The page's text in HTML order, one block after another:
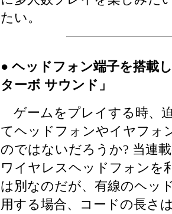
たい。
● ヘッドフォン端子を搭載
ターボ サウンド」
ゲームをプレイする時、
てヘッドフォンやイヤフォ
のではないだろうか? 当連
ワイヤレスヘッドフォンを
は別なのだが、有線のヘッ
用する場合、コードの長さ